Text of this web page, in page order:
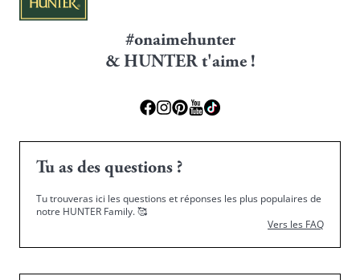
#onaimehunter
& HUNTER t'aime !
Tu as des questions ?
Tu trouveras ici les questions et réponses les plus populaires de
notre HUNTER Family.🥰
Vers les FAQ